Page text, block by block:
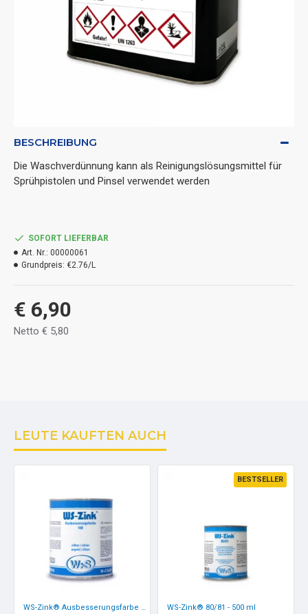
BESCHREIBUNG
Die Waschverdünnung kann als Reinigungslösungsmittel für
Sprühpistolen und Pinsel verwendet werden
€ 6,90
Netto € 5,80
SOFORT LIEFERBAR
Art. Nr.: 00000061
Grundpreis: €2.76/L
LEUTE KAUFTEN AUCH
WS-Zink® Ausbesserungsfarbe 108 - 1000 ml
BESTSELLER
WS-Zink® 80/81 - 500 ml